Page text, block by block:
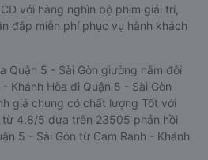
với hàng nghìn bộ phim giải trí,
đắp miễn phí phục vụ hành khách
Quận 5 - Sài Gòn giường nằm đôi
Khánh Hòa đi Quận 5 - Sài Gòn
giá chung có chất lượng Tốt với
4.8/5 dựa trên 23505 phản hồi
5 - Sài Gòn từ Cam Ranh - Khánh